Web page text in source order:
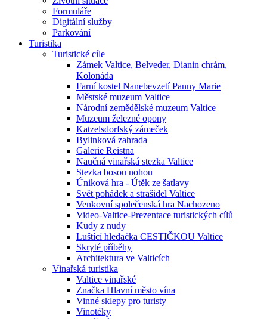
Formuláře
Digitální služby
Parkování
Turistika
Turistické cíle
Zámek Valtice, Belveder, Dianin chrám,
Kolonáda
Farní kostel Nanebevzetí Panny Marie
Městské muzeum Valtice
Národní zemědělské muzeum Valtice
Muzeum železné opony
Katzelsdorfský zámeček
Bylinková zahrada
Galerie Reistna
Naučná vinařská stezka Valtice
Stezka bosou nohou
Úniková hra - Útěk ze šatlavy
Svět pohádek a strašidel Valtice
Venkovní společenská hra Nachozeno
Video-Valtice-Prezentace turistických cílů
Kudy z nudy
Luštící hledačka CESTIČKOU Valtice
Skryté příběhy
Architektura ve Valticích
Vinařská turistika
Valtice vinařské
Značka Hlavní město vína
Vinné sklepy pro turisty
Vinotéky